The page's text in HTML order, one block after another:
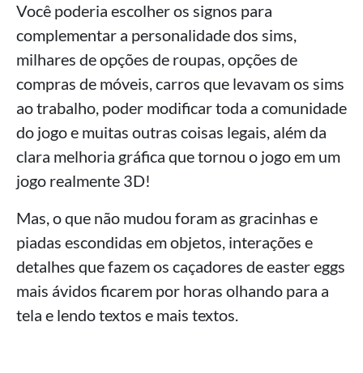
Você poderia escolher os signos para
complementar a personalidade dos sims,
milhares de opções de roupas, opções de
compras de móveis, carros que levavam os sims
ao trabalho, poder modificar toda a comunidade
do jogo e muitas outras coisas legais, além da
clara melhoria gráfica que tornou o jogo em um
jogo realmente 3D!
Mas, o que não mudou foram as gracinhas e
piadas escondidas em objetos, interações e
detalhes que fazem os caçadores de easter eggs
mais ávidos ficarem por horas olhando para a
tela e lendo textos e mais textos.